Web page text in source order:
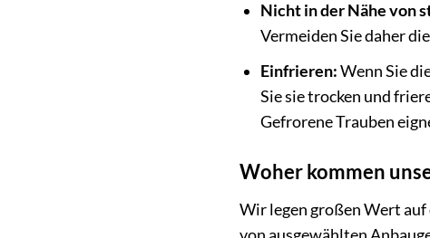
Nicht in der Nähe von
Vermeiden Sie daher
Einfrieren:Wenn Sie
Sie sie trocken und
Gefrorene Trauben
Woher kommen
Wir legen großen Wert